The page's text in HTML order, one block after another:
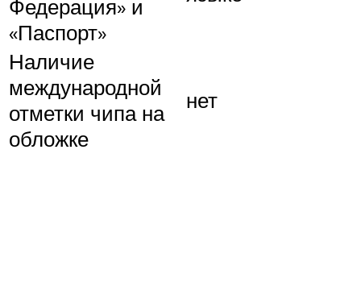
Федерация» и
«Паспорт»
Наличие
международной
отметки чипа на
обложке
нет